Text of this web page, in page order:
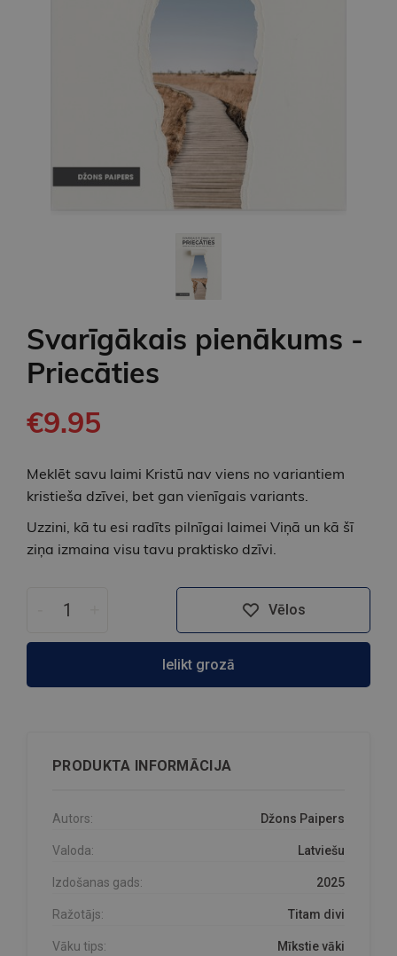
Svarīgākais pienākums -
Priecāties
€9.95
Meklēt savu laimi Kristū nav viens no variantiem
kristieša dzīvei, bet gan vienīgais variants.
Uzzini, kā tu esi radīts pilnīgai laimei Viņā un kā šī
ziņa izmaina visu tavu praktisko dzīvi.
Vēlos
Ielikt grozā
PRODUKTA INFORMĀCIJA
Autors: Džons Paipers
Valoda: Latviešu
Izdošanas gads: 2025
Ražotājs: Titam divi
Vāku tips: Mīkstie vāki